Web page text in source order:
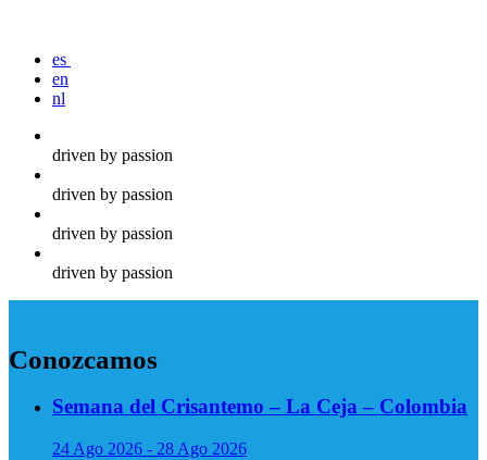
es
en
nl
driven by passion
driven by passion
driven by passion
driven by passion
Conozcamos
Semana del Crisantemo – La Ceja – Colombia
24 Ago 2026 - 28 Ago 2026